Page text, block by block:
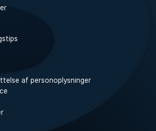
af personoplysninger